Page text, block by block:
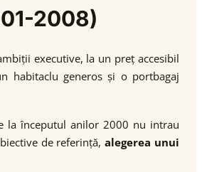
2008)
executive, la un preț accesibil
habitaclu generos și o portbagaj
la începutul anilor 2000 nu intrau
de referință,alegerea unui